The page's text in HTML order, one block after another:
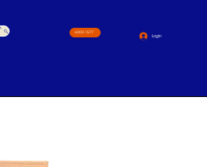
4000-1517
Login